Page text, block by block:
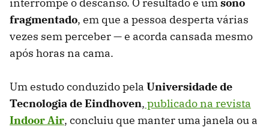
interrompe o descanso. O resultado é umsono
fragmentado, em que a pessoa desperta várias
vezes sem perceber — e acorda cansada mesmo
após horas na cama.
Um estudo conduzido pela Universidade de
Tecnologia de Eindhoven, publicado na revista
Indoor Air, concluiu que manter uma janela ou a